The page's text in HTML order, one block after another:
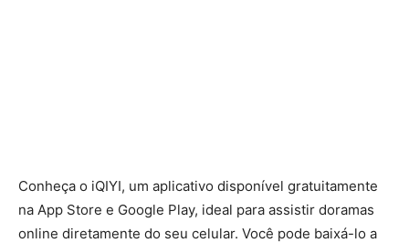
Conheça o iQIYI, um aplicativo disponível gratuitamente
na App Store e Google Play, ideal para assistir doramas
online diretamente do seu celular. Você pode baixá-lo a